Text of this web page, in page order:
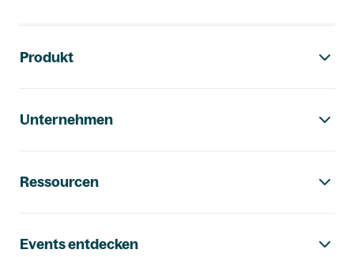
Produkt
Unternehmen
Ressourcen
Events entdecken